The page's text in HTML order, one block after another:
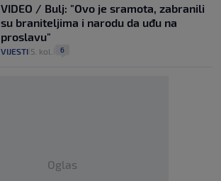
VIDEO / Bulj: "Ovo je sramota, zabranili
su braniteljima i narodu da uđu na
proslavu"
VIJESTI 5. kol. 6
Oglas